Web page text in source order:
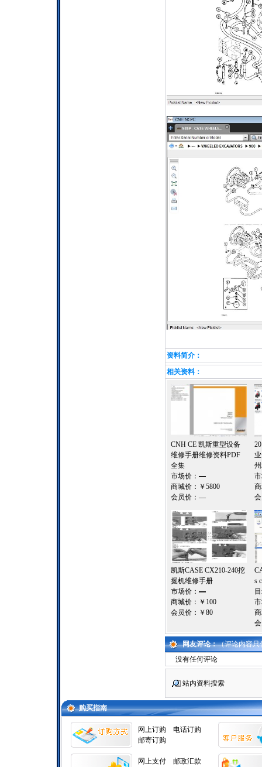
资料简介：
相关资料：
CNH CE 凯斯重型设备
维修手册维修资料PDF
全集
市场价： —
商城价： ￥5800
会员价： —
凯斯CASE CX210-240挖
掘机维修手册
市场价： —
商城价： ￥100
会员价： ￥80
s
网友评论：（评论内容只
没有任何评论
站内资料搜索
购买指南
网上订购
电话订购
邮寄订购
网上支付
邮政汇款